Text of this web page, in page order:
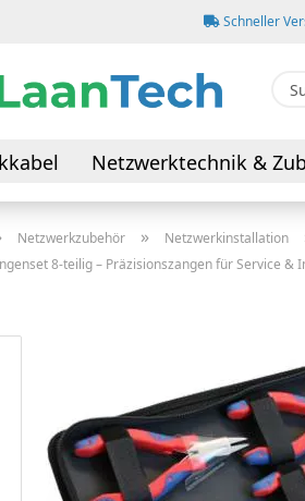
Schneller
Netzwerktechnik &
Verbindungskabel
AV-Kabel
Netzwerkzubehör » Netzwerkinstallation
8-teilig – Präzisionszangen für Service &